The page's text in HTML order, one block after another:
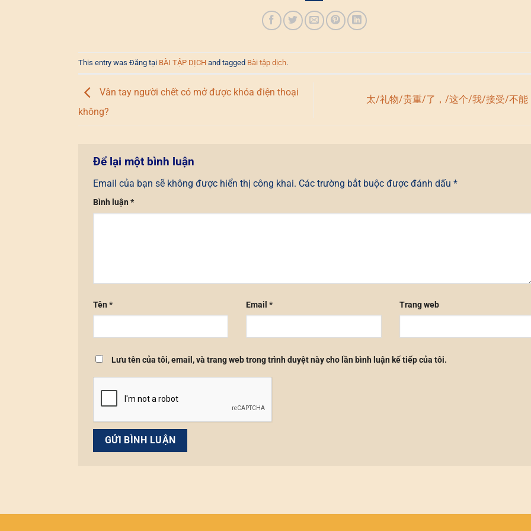
This entry was Đăng tại BÀI TẬP DỊCH and tagged Bài tập dịch.
Vân tay người chết có mở được khóa điện thoại
không?
太/礼物/贵重/了，/这个/我/接受/不能
Để lại một bình luận
Email của bạn sẽ không được hiển thị công khai. Các trường bắt buộc được đánh dấu *
Bình luận *
Tên * Email* Trang web
Lưu tên của tôi, email, và trang web trong trình duyệt này cho lần bình luận kế tiếp của tôi.